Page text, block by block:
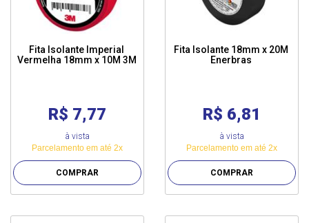
Fita Isolante Imperial
Vermelha 18mm x 10M 3M
R$ 7,77
à vista
Parcelamento em até 2x
COMPRAR
Fita Isolante 18mm x 20M
Enerbras
R$ 6,81
à vista
Parcelamento em até 2x
COMPRAR